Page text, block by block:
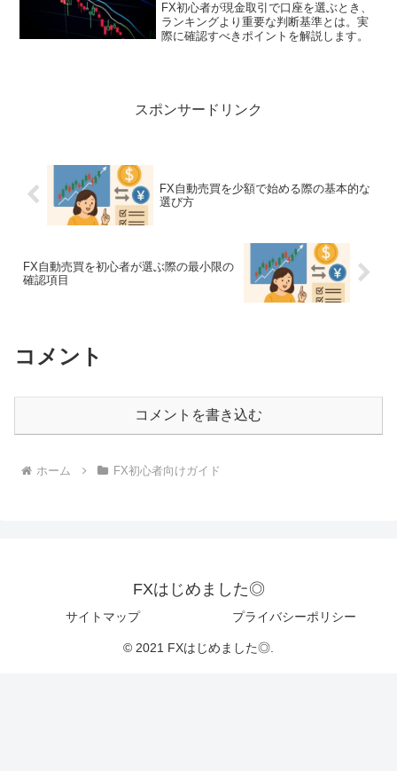
FX初心者が現金取引で口座を選ぶとき、
ランキングより重要な判断基準とは。実
際に確認すべきポイントを解説します。
スポンサードリンク
FX自動売買を少額で始める際の基本的な
選び方
FX自動売買を初心者が選ぶ際の最小限の
確認項目
コメント
コメントを書き込む
ホーム FX初心者向けガイド
FXはじめました◎
サイトマップ プライバシーポリシー
© 2021 FXはじめました◎.